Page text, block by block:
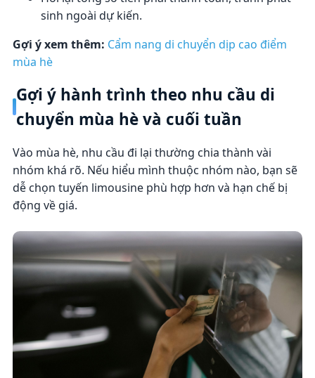
sinh ngoài dự kiến.
Gợi ý xem thêm: Cẩm nang di chuyển dịp cao điểm
mùa hè
Gợi ý hành trình theo nhu cầu di
chuyển mùa hè và cuối tuần
Vào mùa hè, nhu cầu đi lại thường chia thành vài
nhóm khá rõ. Nếu hiểu mình thuộc nhóm nào, bạn sẽ
dễ chọn tuyến limousine phù hợp hơn và hạn chế bị
động về giá.